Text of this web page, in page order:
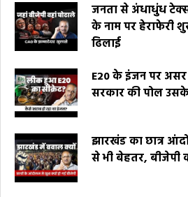
जनता से अंधाधुंध
के नाम पर हेराफेरी
ढिलाई
E20 के इंजन पर
सरकार की पोल
झारखंड का छात्र
से भी बेहतर, बीजेपी